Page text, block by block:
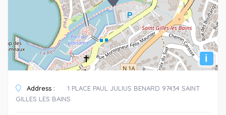
i
Address :
1 PLACE PAUL JULIUS BENARD 97434 SAINT
GILLES LES BAINS